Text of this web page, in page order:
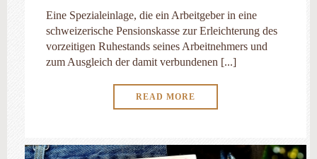
Eine Spezialeinlage, die ein Arbeitgeber in eine
schweizerische Pensionskasse zur Erleichterung des
vorzeitigen Ruhestands seines Arbeitnehmers und
zum Ausgleich der damit verbundenen [...]
READ MORE